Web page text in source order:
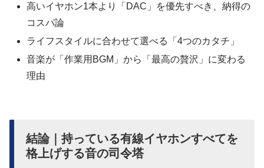
高いイヤホン1本より「DAC」を優先すべき、納得の
コスパ論
ライフスタイルに合わせて選べる「4つのカタチ」
音楽が「作業用BGM」から「最高の贅沢」に変わる
理由
結論｜持っている有線イヤホンすべてを
格上げする音の司令塔